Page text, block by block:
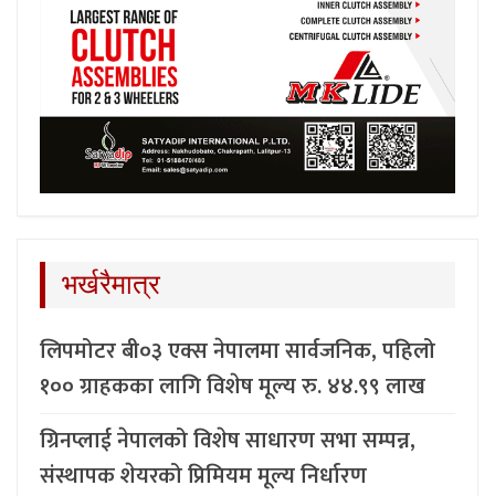
भर्खरैमात्र
लिपमोटर बी०३ एक्स नेपालमा सार्वजनिक, पहिलो
१०० ग्राहकका लागि विशेष मूल्य रु. ४४.९९ लाख
ग्रिनप्लाई नेपालको विशेष साधारण सभा सम्पन्न,
संस्थापक शेयरको प्रिमियम मूल्य निर्धारण